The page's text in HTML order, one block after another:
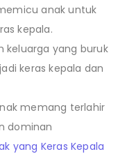
anak untuk
kepala.
keluarga yang buruk
keras kepala dan
memang terlahir
dominan
yang Keras Kepala